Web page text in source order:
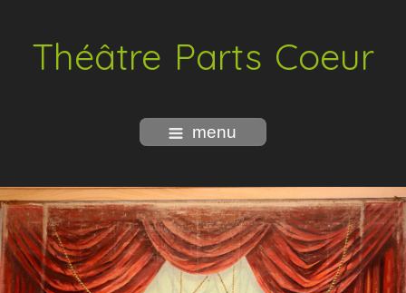
Théâtre Parts Coeur
menu